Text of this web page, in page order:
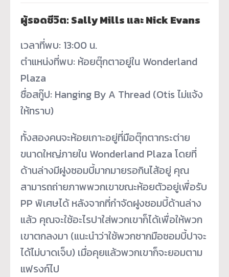
ผู้รอดชีวิต: Sally Mills และ Nick Evans
เวลาที่พบ: 13:00 น.
ตำแหน่งที่พบ: ห้อยตุ๊กตาอยู่ใน Wonderland
Plaza
ชื่อสกู๊ป: Hanging By A Thread (Otis ไม่แจ้ง
ให้ทราบ)
ทั้งสองคนจะห้อยเกาะอยู่ที่มือตุ๊กตากระต่าย
ขนาดใหญ่ภายใน Wonderland Plaza โดยที่
ด้านล่างมีฝูงซอมบี้มากมายรอกินไส้อยู่ คุณ
สามารถถ่ายภาพพวกเขาขณะห้อยตัวอยู่เพื่อรับ
PP พิเศษได้ หลังจากที่กำจัดฝูงซอมบี้ด้านล่าง
แล้ว คุณจะใช้อะไรปาใส่พวกเขาก็ได้เพื่อให้พวก
เขาตกลงมา (แนะนำว่าใช้พวกซากมือซอมบี้ปาจะ
ได้ไม่บาดเจ็บ) เมื่อคุยแล้วพวกเขาก็จะยอมตาม
แฟรงก์ไป